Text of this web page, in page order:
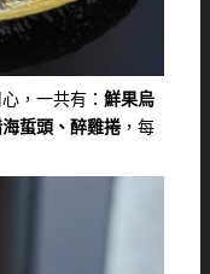
，一共有： 鮮果烏
蜇頭、醉雞捲 ，每